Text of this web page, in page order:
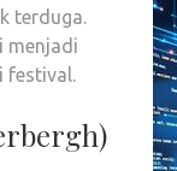
terduga.
menjadi
festival.